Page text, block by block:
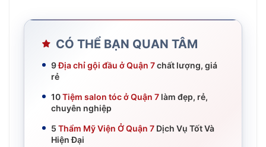
CÓ THỂ BẠN QUAN TÂM
9Địa chỉ gội đầu ở Quận 7chất lượng, giá
rẻ
10Tiệm salon tóc ở Quận 7 làm đẹp, rẻ,
chuyên nghiệp
5 Thẩm Mỹ Viện Ở Quận 7 Dịch Vụ Tốt Và
Hiện Đại